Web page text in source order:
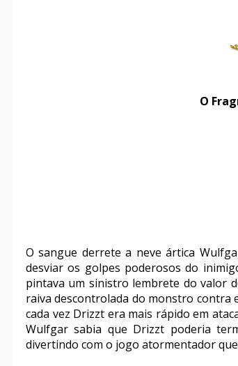
O
O sangue derrete a neve ártica
desviar os golpes poderosos do
pintava um sinistro lembrete do valor
raiva descontrolada do monstro contra
cada vez Drizzt era mais rápido em
Wulfgar sabia que Drizzt poderia
divertindo com o jogo atormentador